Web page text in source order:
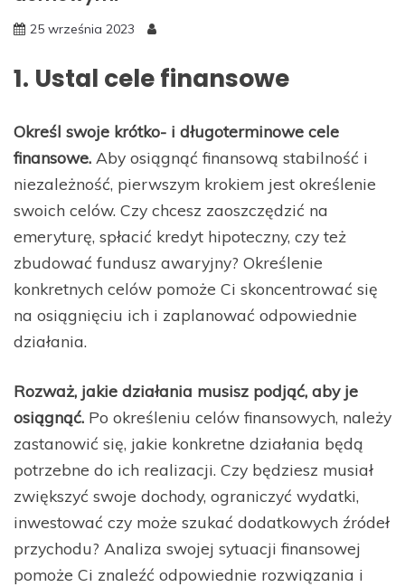
25 września 2023
1. Ustal cele finansowe
Określ swoje krótko- i długoterminowe cele
finansowe. Aby osiągnąć finansową stabilność i
niezależność, pierwszym krokiem jest określenie
swoich celów. Czy chcesz zaoszczędzić na
emeryturę, spłacić kredyt hipoteczny, czy też
zbudować fundusz awaryjny? Określenie
konkretnych celów pomoże Ci skoncentrować się
na osiągnięciu ich i zaplanować odpowiednie
działania.
Rozważ, jakie działania musisz podjąć, aby je
osiągnąć. Po określeniu celów finansowych, należy
zastanowić się, jakie konkretne działania będą
potrzebne do ich realizacji. Czy będziesz musiał
zwiększyć swoje dochody, ograniczyć wydatki,
inwestować czy może szukać dodatkowych źródeł
przychodu? Analiza swojej sytuacji finansowej
pomoże Ci znaleźć odpowiednie rozwiązania i